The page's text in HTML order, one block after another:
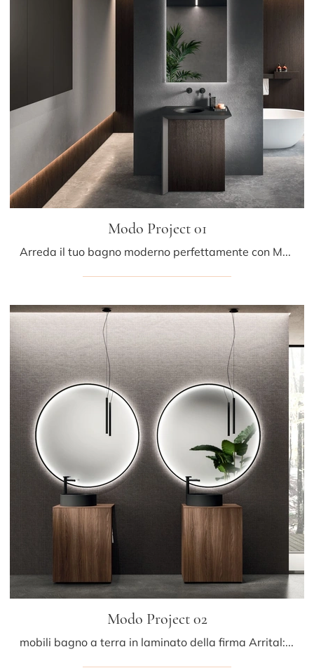
Modo Project 01
Arreda il tuo bagno moderno perfettamente con Modo Project 01, mobili bagno a terra e complementi in legno di Arrital.
Modo Project 02
mobili bagno a terra in laminato della firma Arrital: clicca e scopri l'arredo bagno moderno Modo Project 02 per il tuo bagno.